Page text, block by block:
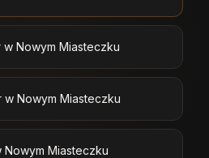
w Nowym Miasteczku
w Nowym Miasteczku
Nowym Miasteczku